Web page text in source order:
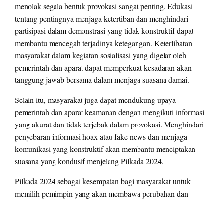
menolak segala bentuk provokasi sangat penting. Edukasi
tentang pentingnya menjaga ketertiban dan menghindari
partisipasi dalam demonstrasi yang tidak konstruktif dapat
membantu mencegah terjadinya ketegangan. Keterlibatan
masyarakat dalam kegiatan sosialisasi yang digelar oleh
pemerintah dan aparat dapat memperkuat kesadaran akan
tanggung jawab bersama dalam menjaga suasana damai.
Selain itu, masyarakat juga dapat mendukung upaya
pemerintah dan aparat keamanan dengan mengikuti informasi
yang akurat dan tidak terjebak dalam provokasi. Menghindari
penyebaran informasi hoax atau fake news dan menjaga
komunikasi yang konstruktif akan membantu menciptakan
suasana yang kondusif menjelang Pilkada 2024.
Pilkada 2024 sebagai kesempatan bagi masyarakat untuk
memilih pemimpin yang akan membawa perubahan dan